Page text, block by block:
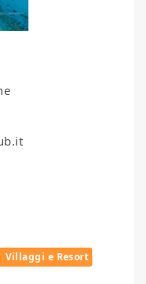
Villaggi e Resort